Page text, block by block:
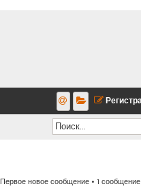
Первое новое сообщение • 1